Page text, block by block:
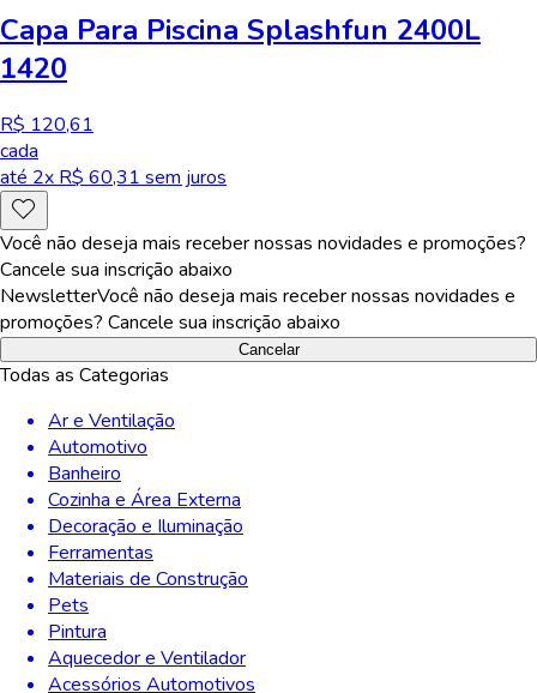
Capa Para Piscina Splashfun 2400L
1420
R$ 120,61
cada
até 2x R$ 60,31 sem juros
Você não deseja mais receber nossas novidades e promoções?
Cancele sua inscrição abaixo
NewsletterVocê não deseja mais receber nossas novidades e
promoções? Cancele sua inscrição abaixo
Cancelar
Todas as Categorias
Ar e Ventilação
Automotivo
Banheiro
Cozinha e Área Externa
Decoração e Iluminação
Ferramentas
Materiais de Construção
Pets
Pintura
Aquecedor e Ventilador
Acessórios Automotivos